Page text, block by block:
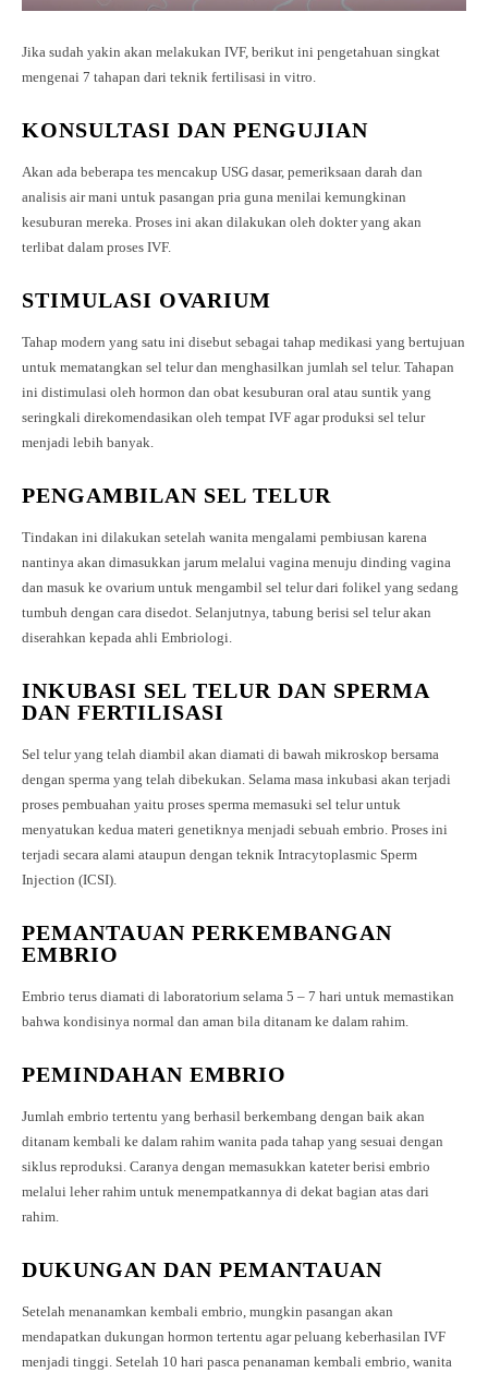
Jika sudah yakin akan melakukan IVF, berikut ini pengetahuan singkat
mengenai 7 tahapan dari teknik fertilisasi in vitro.
KONSULTASI DAN PENGUJIAN
Akan ada beberapa tes mencakup USG dasar, pemeriksaan darah dan
analisis air mani untuk pasangan pria guna menilai kemungkinan
kesuburan mereka. Proses ini akan dilakukan oleh dokter yang akan
terlibat dalam proses IVF.
STIMULASI OVARIUM
Tahap modern yang satu ini disebut sebagai tahap medikasi yang bertujuan
untuk mematangkan sel telur dan menghasilkan jumlah sel telur. Tahapan
ini distimulasi oleh hormon dan obat kesuburan oral atau suntik yang
seringkali direkomendasikan oleh tempat IVF agar produksi sel telur
menjadi lebih banyak.
PENGAMBILAN SEL TELUR
Tindakan ini dilakukan setelah wanita mengalami pembiusan karena
nantinya akan dimasukkan jarum melalui vagina menuju dinding vagina
dan masuk ke ovarium untuk mengambil sel telur dari folikel yang sedang
tumbuh dengan cara disedot. Selanjutnya, tabung berisi sel telur akan
diserahkan kepada ahli Embriologi.
INKUBASI SEL TELUR DAN SPERMA
DAN FERTILISASI
Sel telur yang telah diambil akan diamati di bawah mikroskop bersama
dengan sperma yang telah dibekukan. Selama masa inkubasi akan terjadi
proses pembuahan yaitu proses sperma memasuki sel telur untuk
menyatukan kedua materi genetiknya menjadi sebuah embrio. Proses ini
terjadi secara alami ataupun dengan teknik Intracytoplasmic Sperm
Injection (ICSI).
PEMANTAUAN PERKEMBANGAN
EMBRIO
Embrio terus diamati di laboratorium selama 5 – 7 hari untuk memastikan
bahwa kondisinya normal dan aman bila ditanam ke dalam rahim.
PEMINDAHAN EMBRIO
Jumlah embrio tertentu yang berhasil berkembang dengan baik akan
ditanam kembali ke dalam rahim wanita pada tahap yang sesuai dengan
siklus reproduksi. Caranya dengan memasukkan kateter berisi embrio
melalui leher rahim untuk menempatkannya di dekat bagian atas dari
rahim.
DUKUNGAN DAN PEMANTAUAN
Setelah menanamkan kembali embrio, mungkin pasangan akan
mendapatkan dukungan hormon tertentu agar peluang keberhasilan IVF
menjadi tinggi. Setelah 10 hari pasca penanaman kembali embrio, wanita